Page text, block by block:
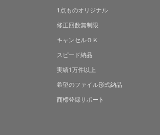
1点ものオリジナル
修正回数無制限
キャンセルＯＫ
スピード納品
実績1万件以上
希望のファイル形式納品
商標登録サポート